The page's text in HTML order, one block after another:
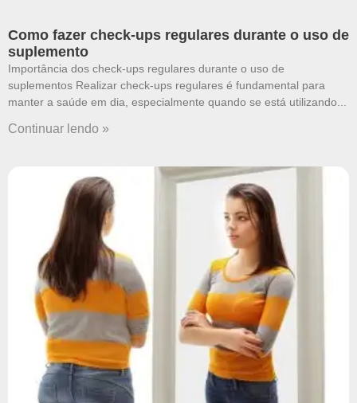
Como fazer check-ups regulares durante o uso de
suplemento
Importância dos check-ups regulares durante o uso de
suplementos Realizar check-ups regulares é fundamental para
manter a saúde em dia, especialmente quando se está utilizando
Continuar lendo »